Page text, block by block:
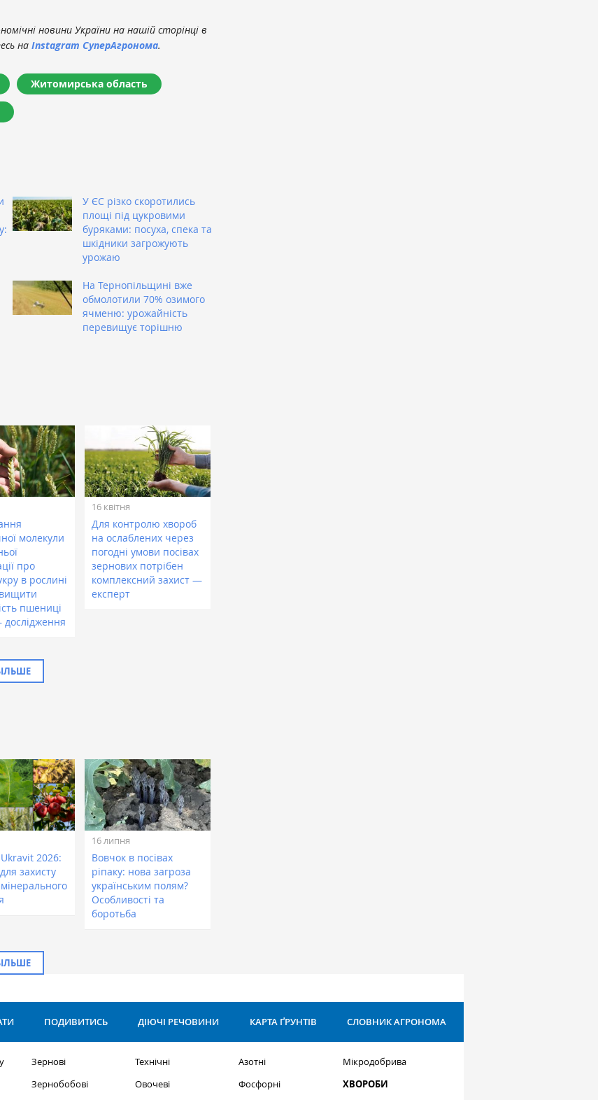
новини України на нашій сторінці в
на Instagram СуперАгронома.
Житомирська область
У ЄС різко скоротились
площі під цукровими
буряками: посуха, спека та
шкідники загрожують
урожаю
На Тернопільщині вже
обмолотили 70% озимого
ячменю: урожайність
перевищує торішню
молекули
про
в рослині
пшениці
16 квітня
Для контролю хвороб
на ослаблених через
погодні умови посівах
зернових потрібен
комплексний захист —
експерт
2026:
захисту
мінерального
16 липня
Вовчок в посівах
ріпаку: нова загроза
українським полям?
Особливості та
боротьба
ПОДИВИТИСЬ ДІЮЧІ РЕЧОВИНИ КАРТА ҐРУНТІВ СЛОВНИК АГРОНОМА
Зернові
Зернобобові
Технічні
Овочеві
Азотні
Фосфорні
Мікродобрива
ХВОРОБИ